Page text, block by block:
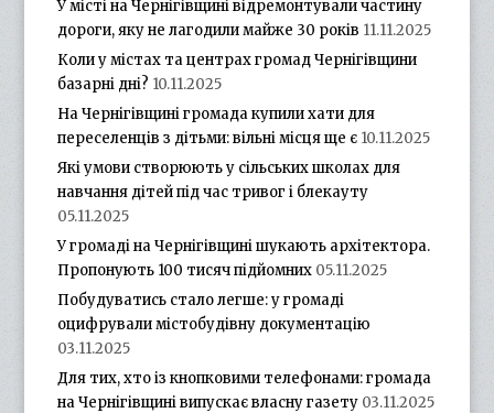
У місті на Чернігівщині відремонтували частину
дороги, яку не лагодили майже 30 років 11.11.2025
Коли у містах та центрах громад Чернігівщини
базарні дні? 10.11.2025
На Чернігівщині громада купили хати для
переселенців з дітьми: вільні місця ще є 10.11.2025
Які умови створюють у сільських школах для
навчання дітей під час тривог і блекауту
05.11.2025
У громаді на Чернігівщині шукають архітектора.
Пропонують 100 тисяч підйомних 05.11.2025
Побудуватись стало легше: у громаді
оцифрували містобудівну документацію
03.11.2025
Для тих, хто із кнопковими телефонами: громада
на Чернігівщині випускає власну газету 03.11.2025